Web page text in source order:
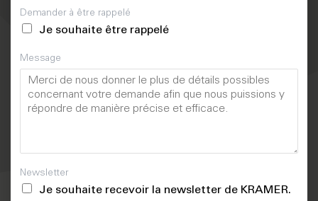
Demander à être rappelé
Je souhaite être rappelé
Message
Newsletter
Je souhaite recevoir la newsletter de KRAMER.